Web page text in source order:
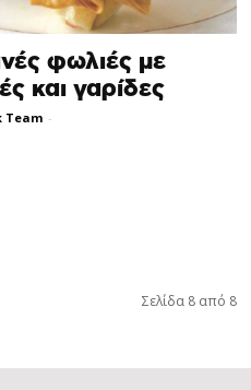
φωλιές με
και γαρίδες
Team -
Σελίδα 8 από 8